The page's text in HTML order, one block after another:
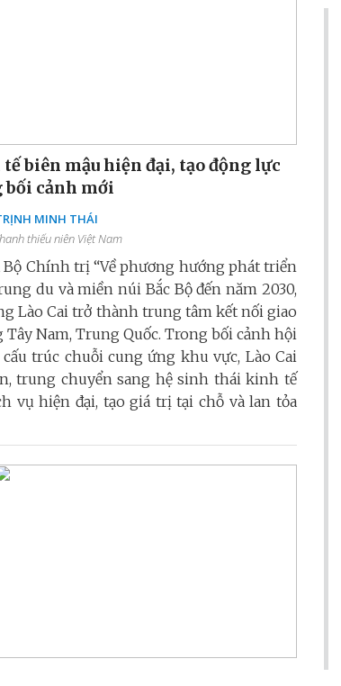
biên mậu hiện đại, tạo động lực
cảnh mới
MINH THÁI
thiếu niên Việt Nam
Bộ Chính trị “Về phương hướng phát triển
du và miền núi Bắc Bộ đến năm 2030,
Lào Cai trở thành trung tâm kết nối giao
Nam, Trung Quốc. Trong bối cảnh hội
trúc chuỗi cung ứng khu vực, Lào Cai
trung chuyển sang hệ sinh thái kinh tế
vụ hiện đại, tạo giá trị tại chỗ và lan tỏa